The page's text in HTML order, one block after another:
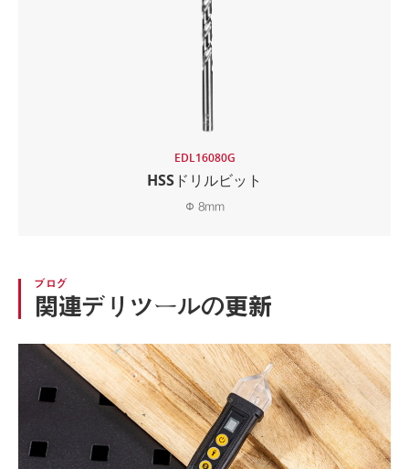
EDL16080G
HSSドリルビット
Φ 8mm
ブログ
関連デリツールの更新